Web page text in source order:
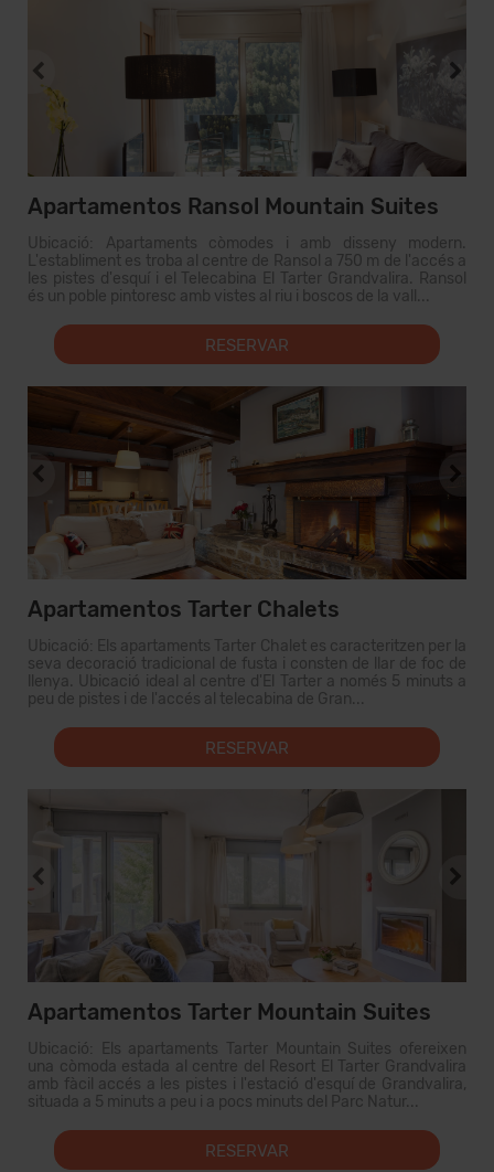
Apartamentos Ransol Mountain Suites
Ubicació: Apartaments còmodes i amb disseny modern.
L'establiment es troba al centre de Ransol a 750 m de l'accés a
les pistes d'esquí i el Telecabina El Tarter Grandvalira. Ransol
és un poble pintoresc amb vistes al riu i boscos de la vall...
RESERVAR
Apartamentos Tarter Chalets
Ubicació: Els apartaments Tarter Chalet es caracteritzen per la
seva decoració tradicional de fusta i consten de llar de foc de
llenya. Ubicació ideal al centre d'El Tarter a només 5 minuts a
peu de pistes i de l'accés al telecabina de Gran...
RESERVAR
Apartamentos Tarter Mountain Suites
Ubicació: Els apartaments Tarter Mountain Suites ofereixen
una còmoda estada al centre del Resort El Tarter Grandvalira
amb fàcil accés a les pistes i l'estació d'esquí de Grandvalira,
situada a 5 minuts a peu i a pocs minuts del Parc Natur...
RESERVAR